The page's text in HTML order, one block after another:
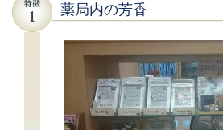
薬局内の芳香